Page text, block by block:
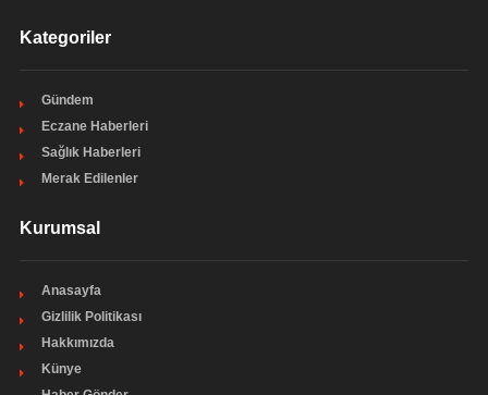
Kategoriler
Gündem
Eczane Haberleri
Sağlık Haberleri
Merak Edilenler
Kurumsal
Anasayfa
Gizlilik Politikası
Hakkımızda
Künye